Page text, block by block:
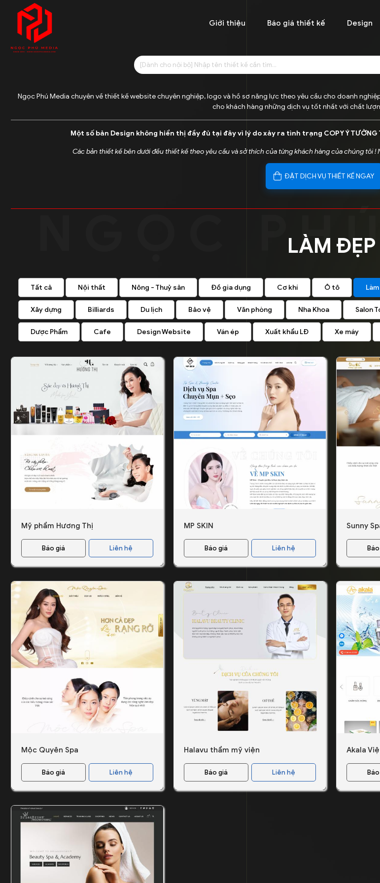
Giới thiệu Báo giá thiết kế Design
Ngọc Phú Media chuyên về thiết kế website chuyên nghiệp, logo và hồ sơ năng lực theo yêu cầu cho doanh
cho khách hàng những dịch vụ tốt nhất với chất
Một số bản Design không hiển thị đầy đủ tại đây vì lý do xảy ra tình trạng COPY Ý
Các bản thiết kế bên dưới đều thiết kế theo yêu cầu và sở thích của từng khách hàng của chúng tôi
ĐẶT DỊCH VỤ THIẾT KẾ NGAY
LÀM ĐẸP
Tất cả Nội thất Nông - Thuỷ sản Đồ gia dụng Cơ khí Ô tô
Xây dựng Billiards Du lịch Bảo vệ Văn phòng Nha Khoa Salon
Dược Phẩm Cafe Design Website Ván ép Xuất khẩu LĐ Xe máy
Mỹ phẩm Hương Thị
Báo giá Liên hệ
MP SKIN
Báo giá Liên hệ
Sunny
Mộc Quyên Spa
Báo giá Liên hệ
Halavu thẩm mỹ viện
Báo giá Liên hệ
Akala